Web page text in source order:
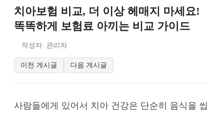
치아보험 비교, 더 이상 헤매지 마세요!
똑똑하게 보험료 아끼는 비교 가이드
작성자: 관리자
이전 게시글 다음 게시글
사람들에게 있어서 치아 건강은 단순히 음식을 씹